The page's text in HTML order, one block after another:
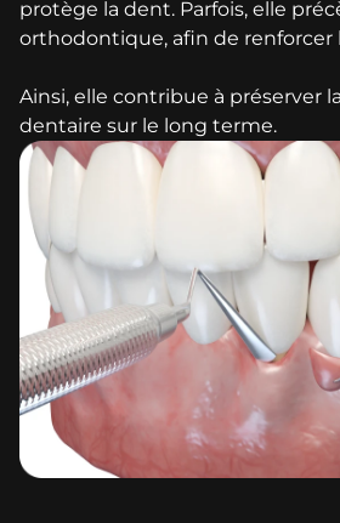
protège la dent. Parfois, elle
orthodontique, afin de renforcer
Ainsi, elle contribue à préserver
dentaire sur le long terme.